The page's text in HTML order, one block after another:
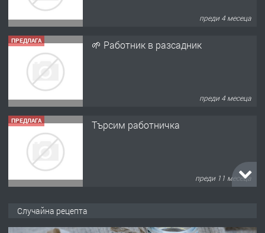
преди 4 месеца
ПРЕДЛАГА 🌱 Работник в разсадник
преди 4 месеца
ПРЕДЛАГА Търсим работничка
преди 11 месеца
Случайна рецепта